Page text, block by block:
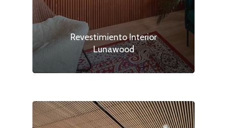
Revestimiento Interior
Lunawood